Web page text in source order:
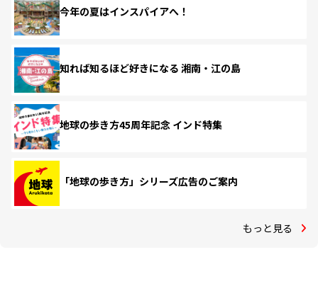
今年の夏はインスパイアへ！
知れば知るほど好きになる 湘南・江の島
地球の歩き方45周年記念 インド特集
「地球の歩き方」シリーズ広告のご案内
もっと見る